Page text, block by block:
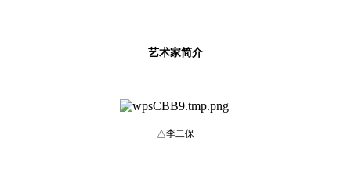
艺术家简介
△李二保